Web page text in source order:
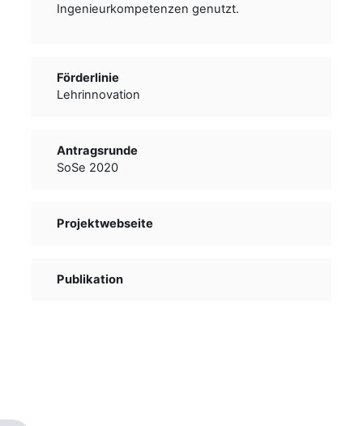
Ingenieurkompetenzen genutzt.
Förderlinie
Lehrinnovation
Antragsrunde
SoSe 2020
Projektwebseite
Publikation